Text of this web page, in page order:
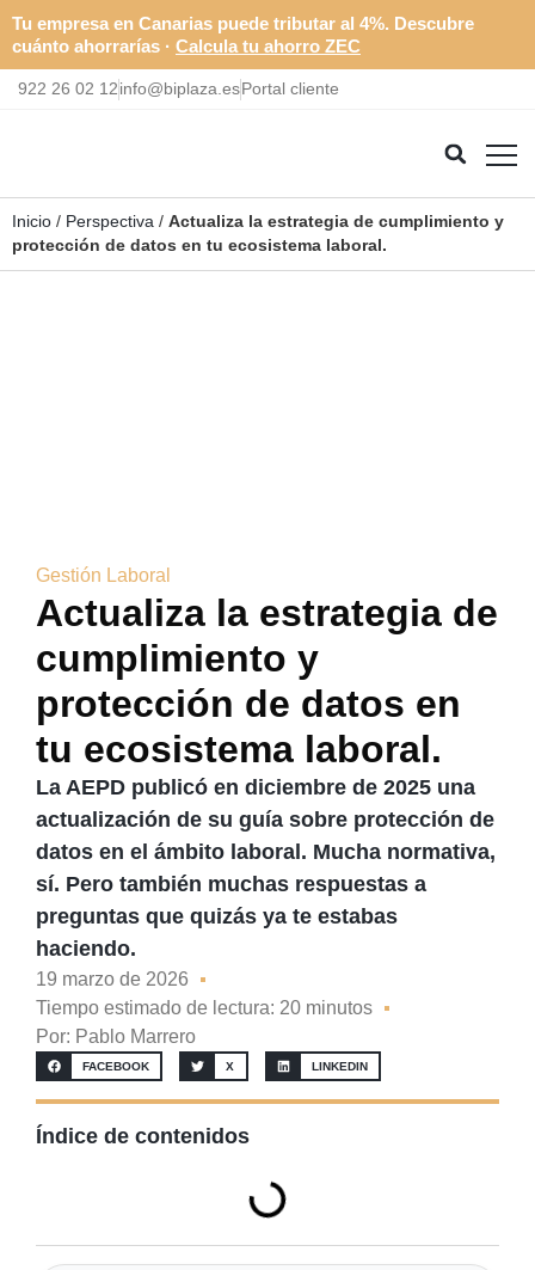
Tu empresa en Canarias puede tributar al 4%. Descubre
cuánto ahorrarías · Calcula tu ahorro ZEC
922 26 02 12info@biplaza.esPortal cliente
Inicio / Perspectiva / Actualiza la estrategia de cumplimiento y
protección de datos en tu ecosistema laboral.
Gestión Laboral
Actualiza la estrategia de
cumplimiento y
protección de datos en
tu ecosistema laboral.
La AEPD publicó en diciembre de 2025 una
actualización de su guía sobre protección de
datos en el ámbito laboral. Mucha normativa,
sí. Pero también muchas respuestas a
preguntas que quizás ya te estabas
haciendo.
19 marzo de 2026
Tiempo estimado de lectura: 20 minutos
Por: Pablo Marrero
FACEBOOK X LINKEDIN
Índice de contenidos